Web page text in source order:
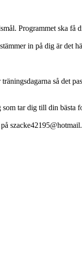
Programmet ska få
in på dig är det
så det
tar dig till din bästa